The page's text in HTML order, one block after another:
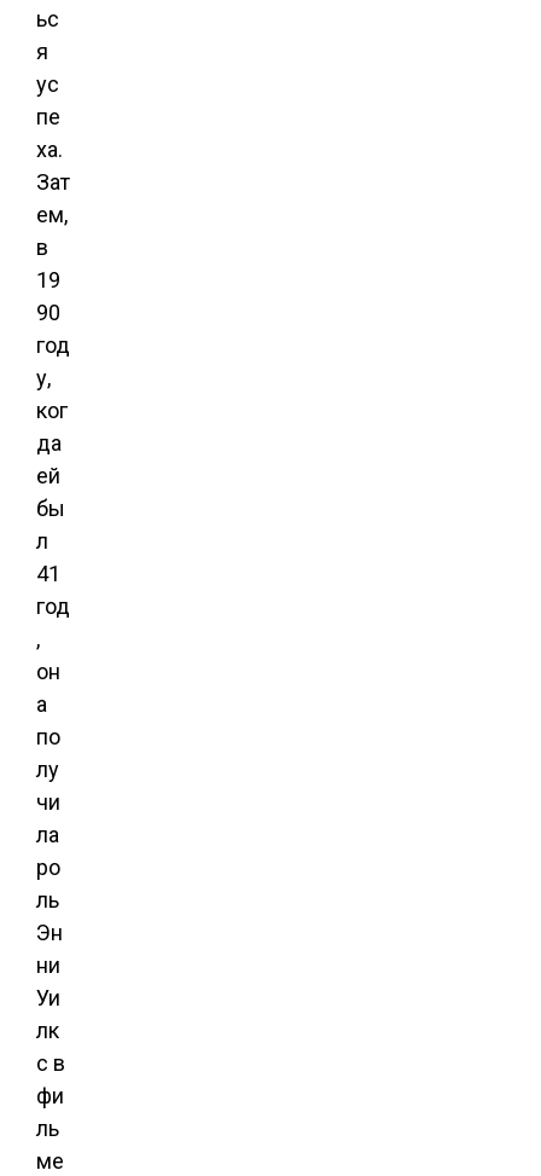
ьс
я
ус
пе
ха.
Зат
ем,
в
19
90
год
у,
ког
да
ей
бы
л
41
год
,
он
а
по
лу
чи
ла
ро
ль
Эн
ни
Уи
лк
с в
фи
ль
ме